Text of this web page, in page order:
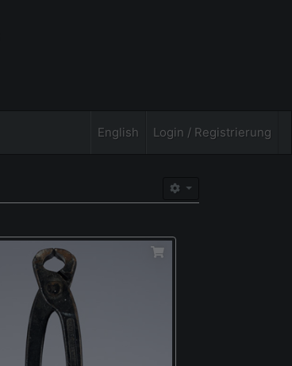
English Login / Registrierung